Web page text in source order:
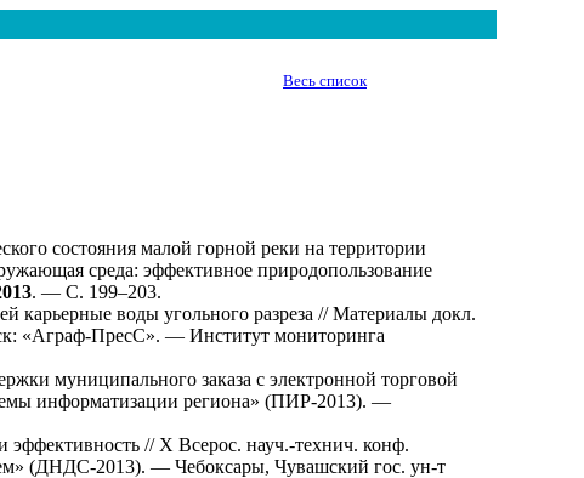
Весь список
состояния малой горной реки на территории
среда: эффективное природопользование
. — С. 199–203.
воды угольного разреза // Материалы докл.
«Аграф-ПресС». — Институт мониторинга
муниципального заказа с электронной торговой
информатизации региона» (ПИР-2013). —
эффективность // Х Всерос. науч.-технич. конф.
(ДНДС-2013). — Чебоксары, Чувашский гос. ун-т